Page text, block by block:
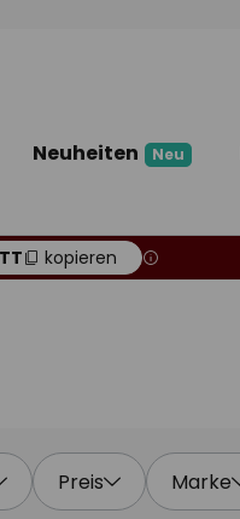
Neuheiten Neu
kopieren
Preis Marke